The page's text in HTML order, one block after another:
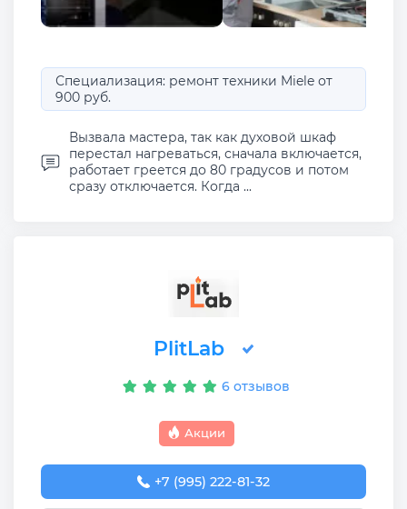
Специализация: ремонт техники Miele от
900 руб.
Вызвала мастера, так как духовой шкаф
перестал нагреваться, сначала включается,
работает греется до 80 градусов и потом
сразу отключается. Когда ...
PlitLab
6 отзывов
Акции
+7 (995) 222-81-32